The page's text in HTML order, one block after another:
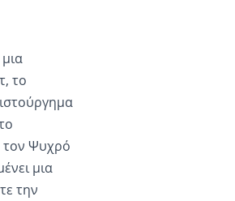
το
τον Ψυχρό
μια
την